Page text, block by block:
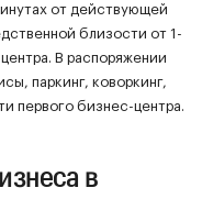
от действующей
близости от 1-
В распоряжении
паркинг, коворкинг,
первого бизнес-центра.
в